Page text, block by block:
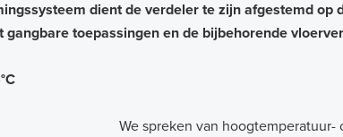
dient de verdeler te zijn afgestemd op
toepassingen en de bijbehorende
We spreken van hoogtemperatuur-